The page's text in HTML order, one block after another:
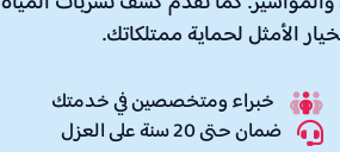
الأمثل لحماية ممتلكاتك.
خبراء ومتخصصين في خدمتك
ضمان حتى 20 سنة على العزل